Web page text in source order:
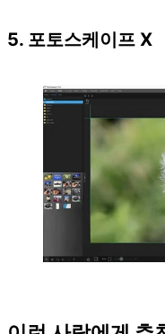
5. 포토스케이프 X